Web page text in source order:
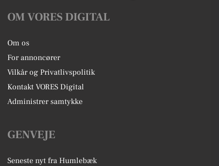
OM VORES DIGITAL
Om os
For annoncører
Vilkår og Privatlivspolitik
Kontakt VORES Digital
Administrer samtykke
GENVEJE
Seneste nyt fra Humlebæk